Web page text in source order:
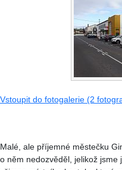
Vstoupit do fotogalerie (2
Malé, ale příjemné městečku
o něm nedozvěděl, jelikož